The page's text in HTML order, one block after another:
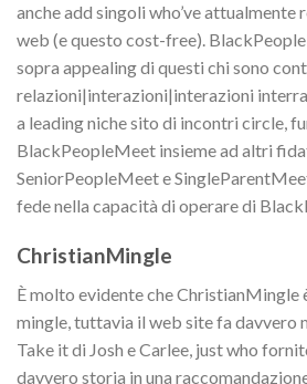
anche add singoli who’ve
web (e questo cost-free).
sopra appealing di questi chi sono
relazioni|interazioni|interazioni
a leading niche sito di incontri circle,
BlackPeopleMeet insieme ad altri
SeniorPeopleMeet e
fede nella capacità di operare di
ChristianMingle
È molto evidente che ChristianMingle
mingle, tuttavia il web site fa davvero
Take it di Josh e Carlee, just who
davvero storia in una